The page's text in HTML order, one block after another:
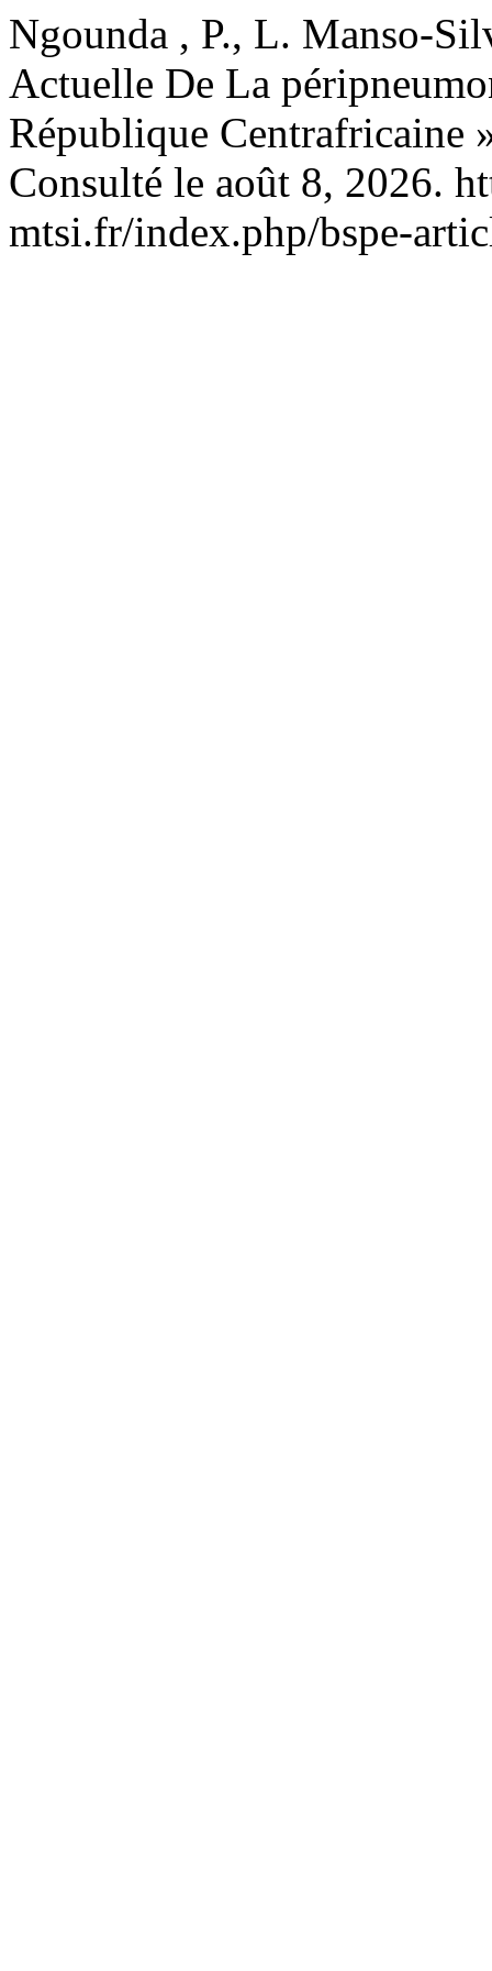
Ngounda , P., L. Manso-
Actuelle De La
République Centrafricaine
Consulté le août 8, 2026.
mtsi.fr/index.php/bspe-